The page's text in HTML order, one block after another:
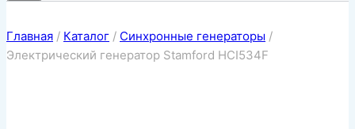
Главная / Каталог / Синхронные генераторы /
Электрический генератор Stamford HCI534F